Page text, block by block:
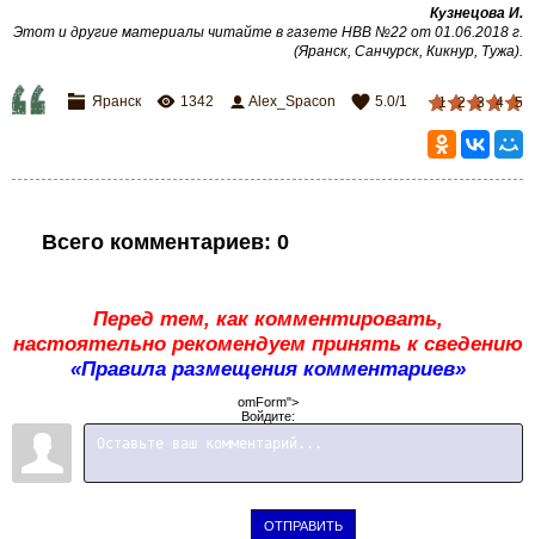
Кузнецова И.
Этот и другие материалы читайте в газете НВВ №22 от 01.06.2018 г.
(Яранск, Санчурск, Кикнур, Тужа).
1 2 3 4 5
Яранск 1342 Alex_Spacon 5.0/1
Всего комментариев: 0
Перед тем, как комментировать,
настоятельно рекомендуем принять к сведению
«Правила размещения комментариев»
omForm">
Войдите:
ОТПРАВИТЬ